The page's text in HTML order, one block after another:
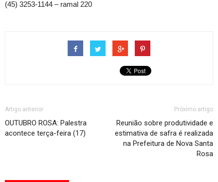
(45) 3253-1144 – ramal 220
Artigo anterior
OUTUBRO ROSA: Palestra
acontece terça-feira (17)
Próximo artigo
Reunião sobre produtividade e
estimativa de safra é realizada
na Prefeitura de Nova Santa
Rosa